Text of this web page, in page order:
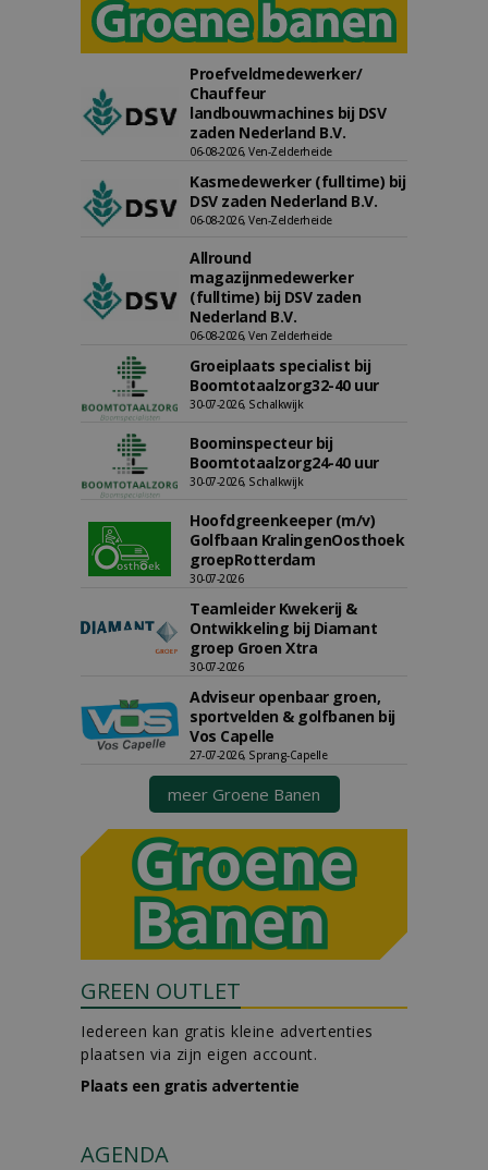
Proefveldmedewerker/
Chauffeur
landbouwmachines bij DSV
zaden Nederland B.V.
06-08-2026, Ven-Zelderheide
Kasmedewerker (fulltime) bij
DSV zaden Nederland B.V.
06-08-2026, Ven-Zelderheide
Allround
magazijnmedewerker
(fulltime) bij DSV zaden
Nederland B.V.
06-08-2026, Ven Zelderheide
Groeiplaats specialist bij
Boomtotaalzorg32-40 uur
30-07-2026, Schalkwijk
Boominspecteur bij
Boomtotaalzorg24-40 uur
30-07-2026, Schalkwijk
Hoofdgreenkeeper (m/v)
Golfbaan KralingenOosthoek
groepRotterdam
30-07-2026
Teamleider Kwekerij &
Ontwikkeling bij Diamant
groep Groen Xtra
30-07-2026
Adviseur openbaar groen,
sportvelden & golfbanen bij
Vos Capelle
27-07-2026, Sprang-Capelle
meer Groene Banen
GREEN OUTLET
Iedereen kan gratis kleine advertenties
plaatsen via zijn eigen account.
Plaats een gratis advertentie
AGENDA